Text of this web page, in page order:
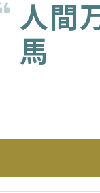
人間
馬